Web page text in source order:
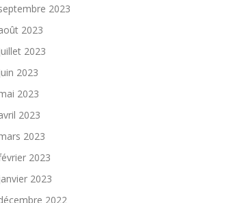
2023
2023
2023
2023
2023
2023
2023
2023
2023
2022